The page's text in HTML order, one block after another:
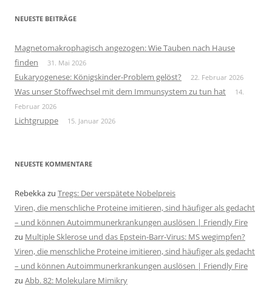
NEUESTE BEITRÄGE
Magnetomakrophagisch angezogen: Wie Tauben nach Hause
finden
31. Mai 2026
Eukaryogenese: Königskinder-Problem gelöst? 22. Februar 2026
Was unser Stoffwechsel mit dem Immunsystem zu tun hat
14.
Februar 2026
Lichtgruppe 15. Januar 2026
NEUESTE KOMMENTARE
Rebekkazu Tregs: Der verspätete Nobelpreis
Viren, die menschliche Proteine imitieren, sind häufiger als gedacht
– und können Autoimmunerkrankungen auslösen | Friendly Fire
zu Multiple Sklerose und das Epstein-Barr-Virus: MS wegimpfen?
Viren, die menschliche Proteine imitieren, sind häufiger als gedacht
– und können Autoimmunerkrankungen auslösen | Friendly Fire
zu Abb. 82: Molekulare Mimikry